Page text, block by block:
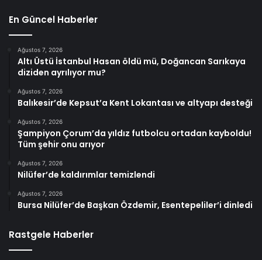
En Güncel Haberler
Ağustos 7, 2026
Altı Üstü İstanbul Hasan öldü mü, Doğancan Sarıkaya
diziden ayrılıyor mu?
Ağustos 7, 2026
Balıkesir’de Kepsut’a Kent Lokantası ve altyapı desteği
Ağustos 7, 2026
Şampiyon Çorum’da yıldız futbolcu ortadan kayboldu!
Tüm şehir onu arıyor
Ağustos 7, 2026
Nilüfer’de kaldırımlar temizlendi
Ağustos 7, 2026
Bursa Nilüfer’de Başkan Özdemir, Esentepeliler’i dinledi
Rastgele Haberler